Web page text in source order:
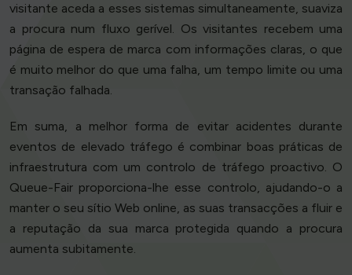
visitante aceda a esses sistemas simultaneamente, suaviza
a procura num fluxo gerível. Os visitantes recebem uma
página de espera de marca com informações claras, o que
é muito melhor do que uma falha, um tempo limite ou uma
transação falhada.
Em suma, a melhor forma de evitar acidentes durante
eventos de elevado tráfego é combinar boas práticas de
infraestrutura com um controlo de tráfego proactivo. O
Queue-Fair proporciona-lhe esse controlo, ajudando-o a
manter o seu sítio Web online, as suas transacções a fluir e
a reputação da sua marca protegida quando a procura
aumenta subitamente.